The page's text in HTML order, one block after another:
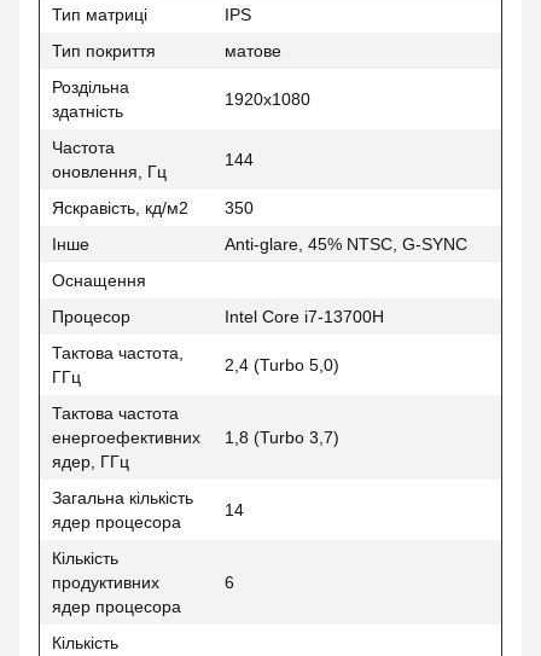
Тип матриці
IPS
Тип покриття
матове
Роздільна
здатність
1920x1080
Частота
оновлення, Гц
144
Яскравість, кд/м2
350
Інше
Anti-glare, 45% NTSC, G-SYNC
Оснащення
Процесор
Intel Core i7-13700H
Тактова частота,
ГГц
2,4 (Turbo 5,0)
Тактова частота
енергоефективних
ядер, ГГц
1,8 (Turbo 3,7)
Загальна кількість
ядер процесора
14
Кількість
продуктивних
ядер процесора
6
Кількість